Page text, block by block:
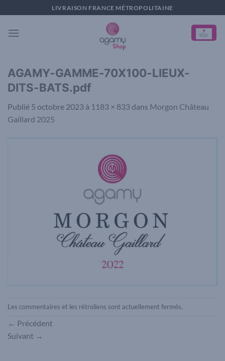
au
contenu
LIVRAISON FRANCE MÉTROPOLITAINE
AGAMY-GAMME-70X100-LIEUX-
DITS-BATS.pdf
Publié 5 octobre 2023 à 1183 × 833 dans Morgon Château
Gaillard 2025
Les commentaires et les rétroliens sont actuellement fermés.
← Précédent
Suivant →